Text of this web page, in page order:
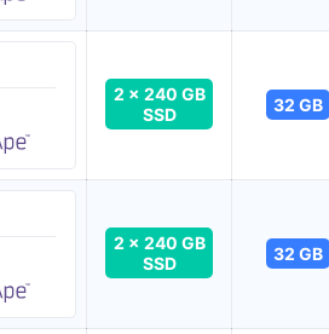
2 x 240 GB
SSD
32 GB
2 x 240 GB
SSD
32 GB